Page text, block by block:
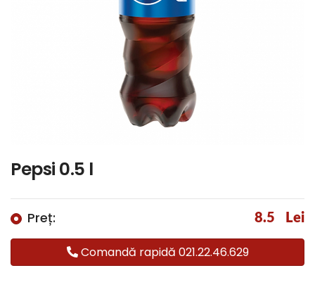
Pepsi 0.5 l
Preț: 8.5 Lei
Comandă rapidă 021.22.46.629